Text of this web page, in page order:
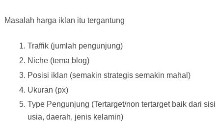
Masalah harga iklan itu tergantung
Traffik (jumlah pengunjung)
Niche (tema blog)
Posisi iklan (semakin strategis semakin mahal)
Ukuran (px)
Type Pengunjung (Tertarget/non tertarget baik dari sisi
usia, daerah, jenis kelamin)